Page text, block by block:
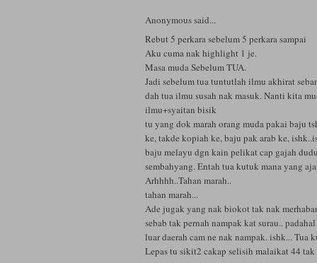
Anonymous said...
Rebut 5 perkara sebelum 5 perkara sampai
Aku cuma nak highlight 1 je.
Masa muda Sebelum TUA.
Jadi sebelum tua tuntutlah ilmu akhirat
dah tua ilmu susah nak masuk. Nanti kita
ilmu+syaitan bisik
tu yang dok marah orang muda pakai baju
ke, takde kopiah ke, baju pak arab ke,
baju melayu dgn kain pelikat cap gajah
sembahyang. Entah tua kutuk mana yang
Arhhhh..Tahan marah..
tahan marah...
Ade jugak yang nak biokot tak nak
sebab tak pernah nampak kat surau..
luar daerah cam ne nak nampak. ishk... Tua
Lepas tu sikit2 cakap selisih malaikat 44 tak